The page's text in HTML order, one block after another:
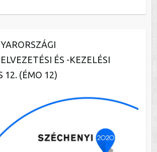
ÉS -KEZELÉSI
12. (ÉMO 12)